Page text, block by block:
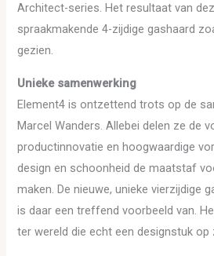
Architect-series. Het resultaat van
spraakmakende 4-zijdige gashaard
gezien.
Unieke samenwerking
Element4 is ontzettend trots op de
Marcel Wanders. Allebei delen ze de
productinnovatie en hoogwaardige
design en schoonheid de maatstaf
maken. De nieuwe, unieke vierzijdige
is daar een treffend voorbeeld van.
ter wereld die echt een designstuk op